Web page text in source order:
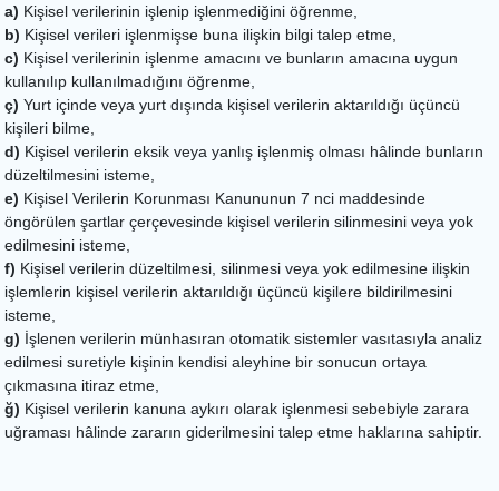
a) Kişisel verilerinin işlenip işlenmediğini öğrenme,
b) Kişisel verileri işlenmişse buna ilişkin bilgi talep etme,
c) Kişisel verilerinin işlenme amacını ve bunların amacına uygun
kullanılıp kullanılmadığını öğrenme,
ç) Yurt içinde veya yurt dışında kişisel verilerin aktarıldığı üçüncü
kişileri bilme,
d) Kişisel verilerin eksik veya yanlış işlenmiş olması hâlinde bunların
düzeltilmesini isteme,
e) Kişisel Verilerin Korunması Kanununun 7 nci maddesinde
öngörülen şartlar çerçevesinde kişisel verilerin silinmesini veya yok
edilmesini isteme,
f) Kişisel verilerin düzeltilmesi, silinmesi veya yok edilmesine ilişkin
işlemlerin kişisel verilerin aktarıldığı üçüncü kişilere bildirilmesini
isteme,
g) İşlenen verilerin münhasıran otomatik sistemler vasıtasıyla analiz
edilmesi suretiyle kişinin kendisi aleyhine bir sonucun ortaya
çıkmasına itiraz etme,
ğ) Kişisel verilerin kanuna aykırı olarak işlenmesi sebebiyle zarara
uğraması hâlinde zararın giderilmesini talep etme haklarına sahiptir.